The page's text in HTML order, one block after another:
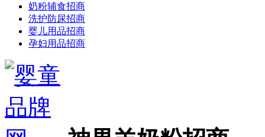
奶粉辅食招商
洗护防尿招商
婴儿用品招商
孕妇用品招商